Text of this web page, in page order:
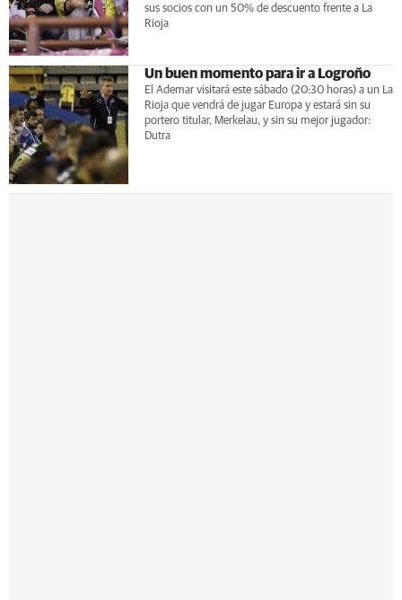
sus socios con un 50% de descuento frente a La
Rioja
Un buen momento para ir a Logroño
El Ademar visitará este sábado (20:30 horas) a un La
Rioja que vendrá de jugar Europa y estará sin su
portero titular, Merkelau, y sin su mejor jugador:
Dutra